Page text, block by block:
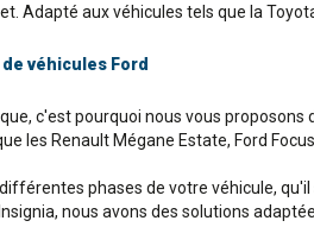
Adapté aux véhicules tels que la
véhicules Ford
c'est pourquoi nous vous
les Renault Mégane Estate, Ford
phases de votre véhicule,
nous avons des solutions